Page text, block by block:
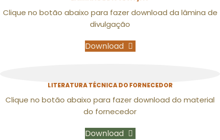
Clique no botão abaixo para fazer download da lâmina de
divulgação
Download
LITERATURA TÉCNICA DO FORNECEDOR
Clique no botão abaixo para fazer download do material
do fornecedor
Download